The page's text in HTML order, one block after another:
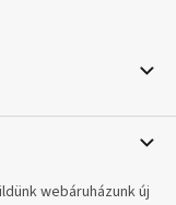
webáruházunk új